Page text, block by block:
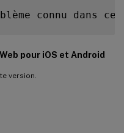
connu dans
pour iOS et Android
version.